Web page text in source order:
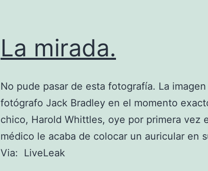
La mirada.
No pude pasar de esta fotografía. La
fotógrafo Jack Bradley en el momento
chico, Harold Whittles, oye por primera vez
médico le acaba de colocar un auricular en
Via: LiveLeak